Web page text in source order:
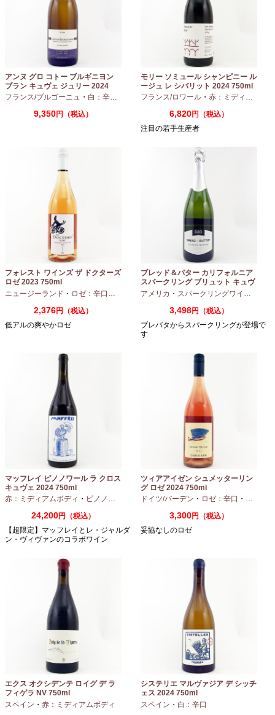
アンヌ グロ コトー ブルギニヨン
ブラン キュヴェ ジュリー 2024
フランス/ブルゴーニュ ・ 白：辛口 シャルドネ
9,350円（税込）
モリー ソミュール シャンピニー ル
ージュ レ シバリット 2024 750ml
フランス/ロワール ・ 赤：ミディアムボディ
6,820円（税込）
注目の若手生産者
フォレスト ワインズ ザ ドクターズ
ロゼ 2023 750ml
ニュージーランド ・ ロゼ：辛口 ピノノワール
2,376円（税込）
低アルの爽やかロゼ
ブレッド＆バター カリフォルニア
スパークリング ブリュット キュヴ
ェ NV 750ml
アメリカ ・ スパークリングワイン
3,498円（税込）
ブレバタからスパークリングが登場で
す
マッフレイ ピノノワール ラ クロス
キュヴェ 2024 750ml
赤：ミディアムボディ ・ ピノノワール
24,200円（税込）
【超限定】マッフレイとレ・ジャルダ
ン・ヴィヴァンのコラボワイン
ツィアアイゼン シュメッターリン
グ ロゼ 2024 750ml
ドイツ/バーデン ・ ロゼ：辛口 ・ ピノノ
3,300円（税込）
妥協なしのロゼ
エクス オクシデンテ ロイグ デ ラ
フィゲラ NV 750ml
（2022/2023）
スペイン ・ 赤：ミディアムボディ
システリエ マルヴァジア デ シッチ
ェス 2024 750ml
スペイン ・ 白：辛口